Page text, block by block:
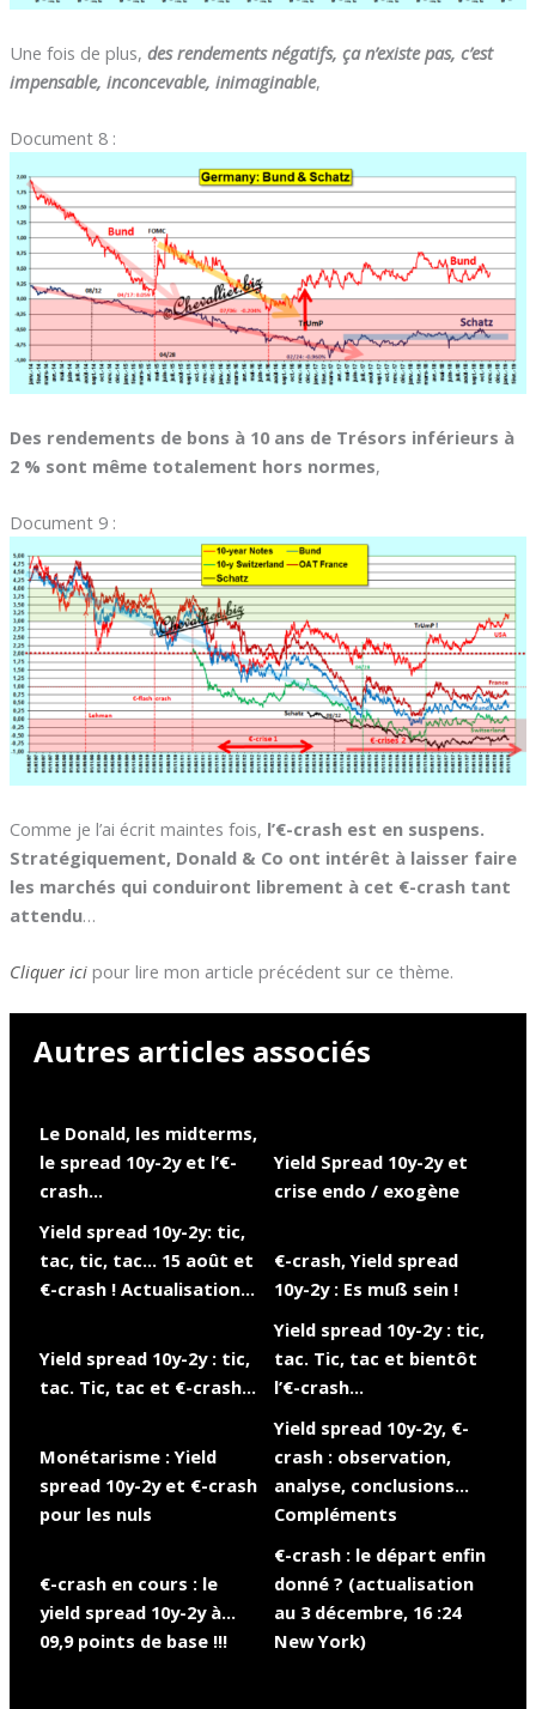
Une fois de plus, des rendements négatifs, ça n’existe pas, c’est
impensable, inconcevable, inimaginable,
Document 8 :
Des rendements de bons à 10 ans de Trésors inférieurs à
2 % sont même totalement hors normes,
Document 9 :
Comme je l’ai écrit maintes fois, l’€-crash est en suspens.
Stratégiquement, Donald & Co ont intérêt à laisser faire
les marchés qui conduiront librement à cet €-crash tant
attendu…
Cliquer icipour lire mon article précédent sur ce thème.
Autres articles associés
Le Donald, les midterms,
le spread 10y-2y et l’€-
crash…
Yield Spread 10y-2y et
crise endo / exogène
Yield spread 10y-2y: tic,
tac, tic, tac… 15 août et
€-crash ! Actualisation…
€-crash, Yield spread
10y-2y : Es muß sein !
Yield spread 10y-2y : tic,
tac. Tic, tac et €-crash…
Yield spread 10y-2y : tic,
tac. Tic, tac et bientôt
l’€-crash…
Monétarisme : Yield
spread 10y-2y et €-crash
pour les nuls
Yield spread 10y-2y, €-
crash : observation,
analyse, conclusions…
Compléments
€-crash en cours : le
yield spread 10y-2y à…
09,9 points de base !!!
€-crash : le départ enfin
donné ? (actualisation
au 3 décembre, 16 :24
New York)